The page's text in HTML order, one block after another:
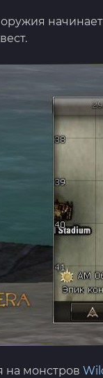
оружия
на монстров